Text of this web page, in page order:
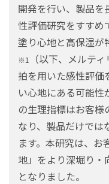
R&Dライブラリー
研究開発方針
研究開発新着情報
開発を行い、製品
性評価研究をすすめ
塗り心地と高保湿が
※1
（以下、メルテ
拍を用いた感性評価
い心地にある可能
の生理指標はお客様
なり、製品だけでは
ます。本研究は、
地」をより深堀り・
となりました。